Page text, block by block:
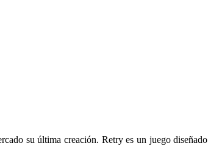
su última creación. Retry es un juego